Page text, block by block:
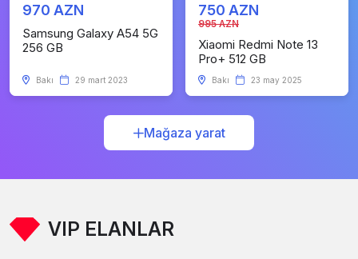
970 AZN
Samsung Galaxy A54 5G
256 GB
Bakı 29 mart 2023
750 AZN
995 AZN
Xiaomi Redmi Note 13
Pro+ 512 GB
Bakı 23 may 2025
Mağaza yarat
VIP ELANLAR